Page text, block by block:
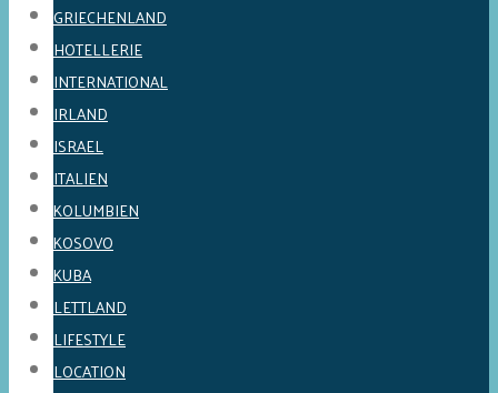
GRIECHENLAND
HOTELLERIE
INTERNATIONAL
IRLAND
ISRAEL
ITALIEN
KOLUMBIEN
KOSOVO
KUBA
LETTLAND
LIFESTYLE
LOCATION